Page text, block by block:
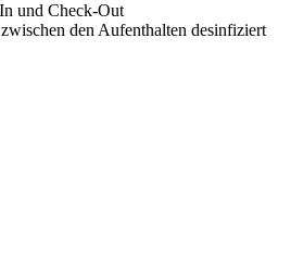
und Check-Out
den Aufenthalten desinfiziert